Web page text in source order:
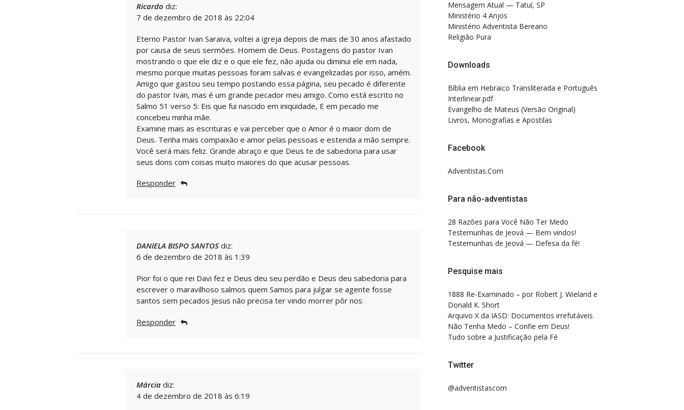
Ricardo diz:
7 de dezembro de 2018 às 22:04
Eterno Pastor Ivan Saraiva, voltei a igreja depois de mais de 30 anos afastado
por causa de seus sermões. Homem de Deus. Postagens do pastor Ivan
mostrando o que ele diz e o que ele fez, não ajuda ou diminui ele em nada,
mesmo porque muitas pessoas foram salvas e evangelizadas por isso, amém.
Amigo que gastou seu tempo postando essa página, seu pecado é diferente
do pastor Ivan, mas é um grande pecador meu amigo. Como está escrito no
Salmo 51 verso 5: Eis que fui nascido em iniqüidade, E em pecado me
concebeu minha mãe.
Examine mais as escrituras e vai perceber que o Amor é o maior dom de
Deus. Tenha mais compaixão e amor pelas pessoas e estenda a mão sempre.
Você será mais feliz. Grande abraço e que Deus te de sabedoria para usar
seus dons com coisas muito maiores do que acusar pessoas.
Responder
DANIELA BISPO SANTOS diz:
6 de dezembro de 2018 às 1:39
Pior foi o que rei Davi fez e Deus deu seu perdão e Deus deu sabedoria para
escrever o maravilhoso salmos quem Samos para julgar se agente fosse
santos sem pecados Jesus não precisa ter vindo morrer pôr nos
Responder
Márcia diz:
4 de dezembro de 2018 às 6:19
Mensagem Atual — Tatuí, SP
Ministério 4 Anjos
Ministério Adventista Bereano
Religião Pura
Downloads
Bíblia em Hebraico Transliterada e Português
Interlinear.pdf
Evangelho de Mateus (Versão Original)
Livros, Monografias e Apostilas
Facebook
Adventistas.Com
Para não-adventistas
28 Razões para Você Não Ter Medo
Testemunhas de Jeová — Bem vindos!
Testemunhas de Jeová — Defesa da fé!
Pesquise mais
1888 Re-Examinado – por Robert J. Wieland e
Donald K. Short
Arquivo X da IASD: Documentos irrefutáveis
Não Tenha Medo – Confie em Deus!
Tudo sobre a Justificação pela Fé
Twitter
@adventistascom